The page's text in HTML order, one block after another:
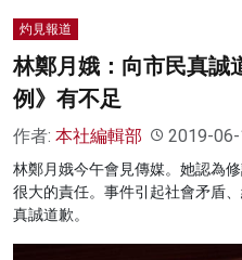
灼見報道
林鄭月娥：向市民真誠
例》有不足
作者: 本社編輯部 2019-
林鄭月娥今午會見傳媒。她認為
很大的責任。事件引起社會矛盾
真誠道歉。